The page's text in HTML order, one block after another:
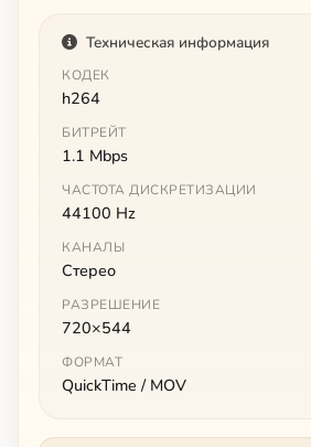
Техническая информация
КОДЕК
h264
БИТРЕЙТ
1.1 Mbps
ЧАСТОТА ДИСКРЕТИЗАЦИИ
44100 Hz
КАНАЛЫ
Стерео
РАЗРЕШЕНИЕ
720×544
ФОРМАТ
QuickTime / MOV